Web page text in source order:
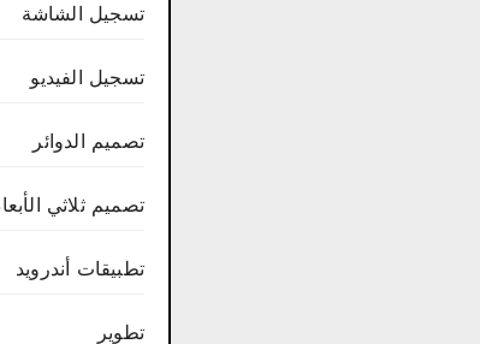
تسجيل الشاشة
تسجيل الفيديو
تصميم الدوائر
تصميم ثلاثي
تطبيقات أندرويد
تطوير